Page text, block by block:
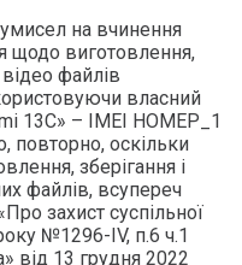
на вчинення
щодо виготовлення,
файлів
власний
13C» – ІМЕІ НОМЕР_1
повторно, оскільки
зберігання і
файлів, всупереч
захист суспільної
№1296-ІV, п.6 ч.1
від 13 грудня 2022